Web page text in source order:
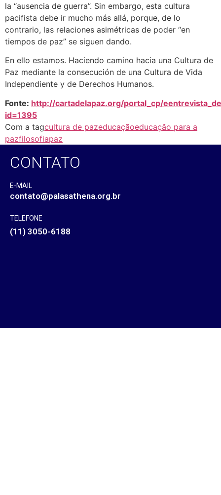
la “ausencia de guerra”. Sin embargo, esta cultura
pacifista debe ir mucho más allá, porque, de lo
contrario, las relaciones asimétricas de poder “en
tiempos de paz” se siguen dando.
En ello estamos. Haciendo camino hacia una Cultura de
Paz mediante la consecución de una Cultura de Vida
Independiente y de Derechos Humanos.
Fonte: http://cartadelapaz.org/portal_cp/
id=1395
Com a tagcultura de pazeducaçãoeducação para a
pazfilosofiapaz
CONTATO
E-MAIL
contato@palasathena.org.br
TELEFONE
(11) 3050-6188